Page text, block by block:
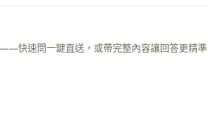
快速問一鍵直送，或帶完整內容讓回答更精準